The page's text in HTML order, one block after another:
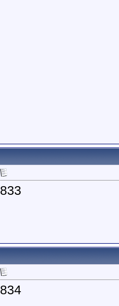
833
834